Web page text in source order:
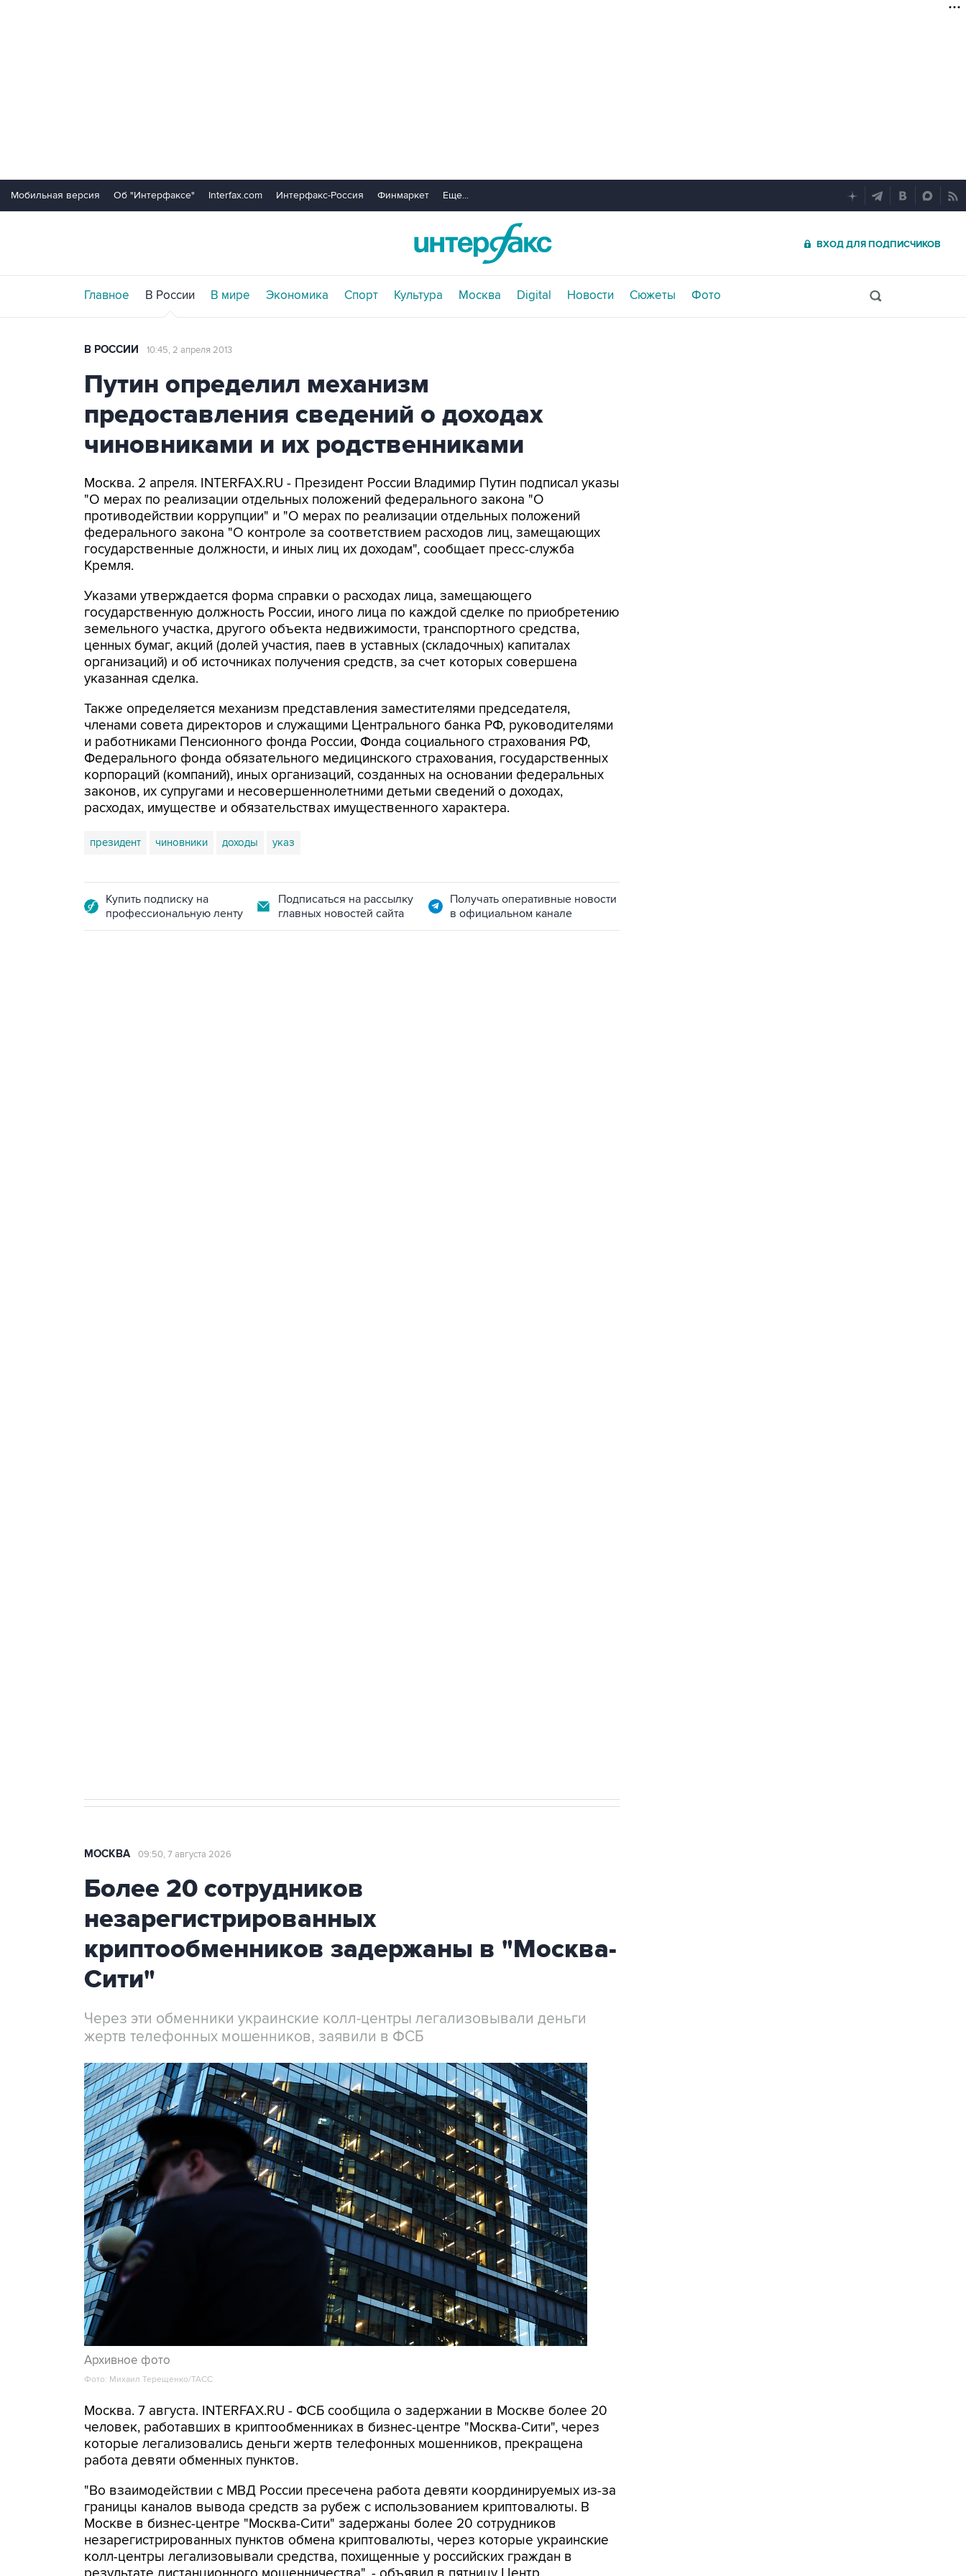
Мобильная версия Об "Интерфаксе" Interfax.com Интерфакс-Россия Финмаркет Еще...
ВХОД ДЛЯ ПОДПИСЧИКОВ
Главное В России В мире Экономика Спорт Культура Москва Digital Новости Сюжеты Фото
В РОССИИ 10:45, 2 апреля 2013
Путин определил механизм
предоставления сведений о доходах
чиновниками и их родственниками
Москва. 2 апреля. INTERFAX.RU - Президент России Владимир Путин подписал указы
"О мерах по реализации отдельных положений федерального закона "О
противодействии коррупции" и "О мерах по реализации отдельных положений
федерального закона "О контроле за соответствием расходов лиц, замещающих
государственные должности, и иных лиц их доходам", сообщает пресс-служба
Кремля.
Указами утверждается форма справки о расходах лица, замещающего
государственную должность России, иного лица по каждой сделке по приобретению
земельного участка, другого объекта недвижимости, транспортного средства,
ценных бумаг, акций (долей участия, паев в уставных (складочных) капиталах
организаций) и об источниках получения средств, за счет которых совершена
указанная сделка.
Также определяется механизм представления заместителями председателя,
членами совета директоров и служащими Центрального банка РФ, руководителями
и работниками Пенсионного фонда России, Фонда социального страхования РФ,
Федерального фонда обязательного медицинского страхования, государственных
корпораций (компаний), иных организаций, созданных на основании федеральных
законов, их супругами и несовершеннолетними детьми сведений о доходах,
расходах, имуществе и обязательствах имущественного характера.
президент чиновники доходы указ
Купить подписку на
профессиональную ленту
Подписаться на рассылку
главных новостей сайта
Получать оперативные новости
в официальном канале
МОСКВА 09:50, 7 августа 2026
Более 20 сотрудников
незарегистрированных
криптообменников задержаны в "Москва-
Сити"
Через эти обменники украинские колл-центры легализовывали деньги
жертв телефонных мошенников, заявили в ФСБ
Архивное фото
Фото: Михаил Терещенко/ТАСС
Москва. 7 августа. INTERFAX.RU - ФСБ сообщила о задержании в Москве более 20
человек, работавших в криптообменниках в бизнес-центре "Москва-Сити", через
которые легализовались деньги жертв телефонных мошенников, прекращена
работа девяти обменных пунктов.
"Во взаимодействии с МВД России пресечена работа девяти координируемых из-за
границы каналов вывода средств за рубеж с использованием криптовалюты. В
Москве в бизнес-центре "Москва-Сити" задержаны более 20 сотрудников
незарегистрированных пунктов обмена криптовалюты, через которые украинские
колл-центры легализовывали средства, похищенные у российских граждан в